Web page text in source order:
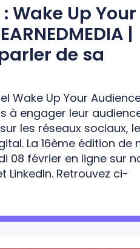
: Wake Up Your
|
de sa
Wake Up Your
à engager leur
les réseaux sociaux,
La 16ème édition de
08 février en ligne sur
LinkedIn. Retrouvez ci-